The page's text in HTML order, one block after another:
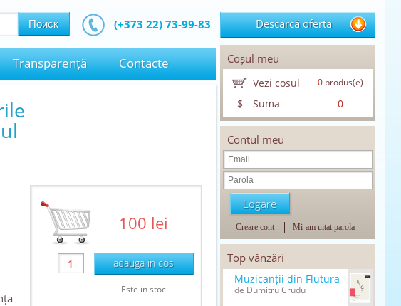
(+373 22) 73-99-83
Transparență Contacte
100 lei
adauga in cos
Este in stoc
Descarcă oferta
Coșul meu
Vezi cosul 0produs(e)
$ Suma 0
Contul meu
Creare cont Mi-am uitat parola
Top vânzări
Muzicanții din Flutura
de Dumitru Crudu